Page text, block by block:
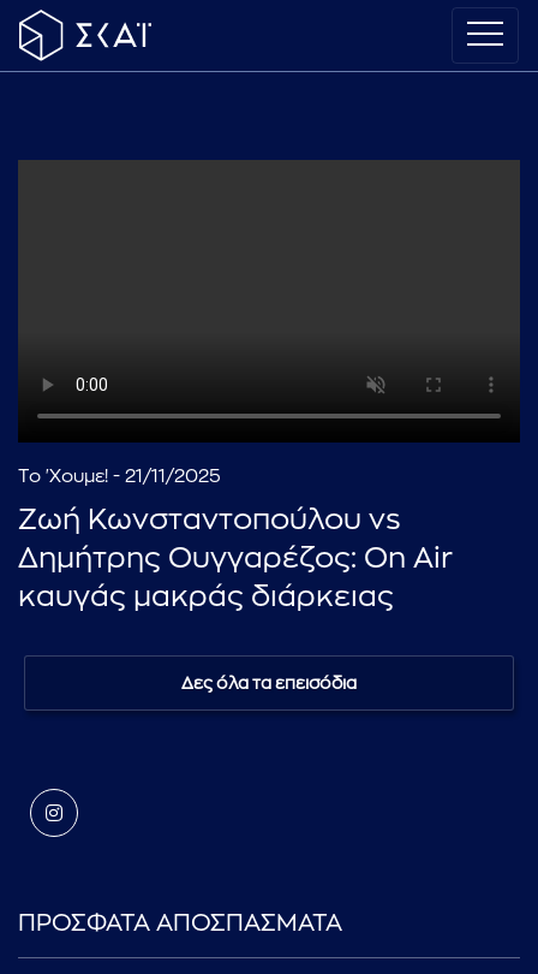
Το 'Χουμε! - 21/11/2025
Ζωή Κωνσταντοπούλου vs
Δημήτρης Ουγγαρέζος: On Air
καυγάς μακράς διάρκειας
Δες όλα τα επεισόδια
ΠΡΟΣΦΑΤΑ ΑΠΟΣΠΑΣΜΑΤΑ